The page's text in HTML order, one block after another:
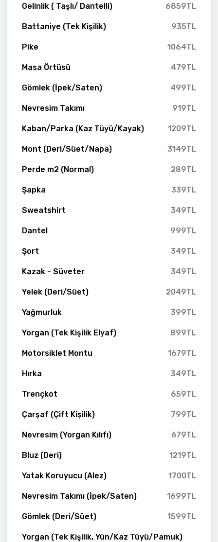
Gelinlik ( Taşlı/ Dantelli) 6859TL
Battaniye (Tek Kişilik) 935TL
Pike 1064TL
Masa Örtüsü 479TL
Gömlek (İpek/Saten) 499TL
Nevresim Takımı 919TL
Kaban/Parka (Kaz Tüyü/Kayak) 1209TL
Mont (Deri/Süet/Napa) 3149TL
Perde m2 (Normal) 289TL
Şapka 339TL
Sweatshirt 349TL
Dantel 999TL
Şort 349TL
Kazak - Süveter 349TL
Yelek (Deri/Süet) 2049TL
Yağmurluk 399TL
Yorgan (Tek Kişilik Elyaf) 899TL
Motorsiklet Montu 1679TL
Hırka 349TL
Trençkot 659TL
Çarşaf (Çift Kişilik) 799TL
Nevresim (Yorgan Kılıfı) 679TL
Bluz (Deri) 1219TL
Yatak Koruyucu (Alez) 1700TL
Nevresim Takımı (İpek/Saten) 1699TL
Gömlek (Deri/Süet) 1599TL
Yorgan (Tek Kişilik, Yün/Kaz Tüyü/Pamuk)